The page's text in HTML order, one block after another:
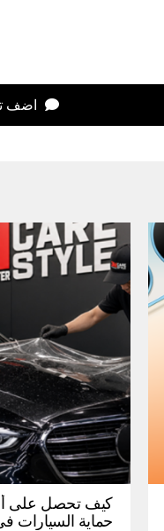
اضف
كيف تحصل على
حماية السيارات